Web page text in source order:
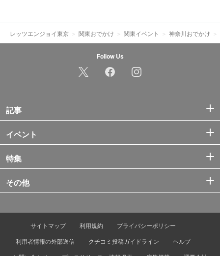
レッツエンジョイ東京 関東おでかけ 関東イベント 神奈川おでかけ
Follow Us
記事
イベント
特集
その他
サイトマップ 利用規約
プライバシーポリシー
利用者情報の外部送信
クチコミ投稿ガイドライン
ヘルプ